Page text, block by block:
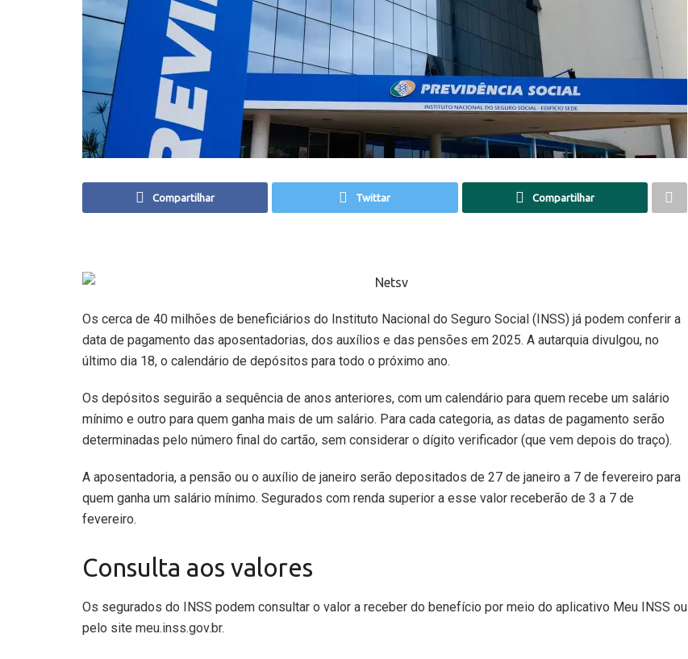
Compartilhar Twittar Compartilhar
Os cerca de 40 milhões de beneficiários do Instituto Nacional do Seguro Social (INSS) já podem conferir a
data de pagamento das aposentadorias, dos auxílios e das pensões em 2025. A autarquia divulgou, no
último dia 18, o calendário de depósitos para todo o próximo ano.
Os depósitos seguirão a sequência de anos anteriores, com um calendário para quem recebe um salário
mínimo e outro para quem ganha mais de um salário. Para cada categoria, as datas de pagamento serão
determinadas pelo número final do cartão, sem considerar o dígito verificador (que vem depois do traço).
A aposentadoria, a pensão ou o auxílio de janeiro serão depositados de 27 de janeiro a 7 de fevereiro para
quem ganha um salário mínimo. Segurados com renda superior a esse valor receberão de 3 a 7 de
fevereiro.
Consulta aos valores
Os segurados do INSS podem consultar o valor a receber do benefício por meio do aplicativo Meu INSS ou
pelo site meu.inss.gov.br.